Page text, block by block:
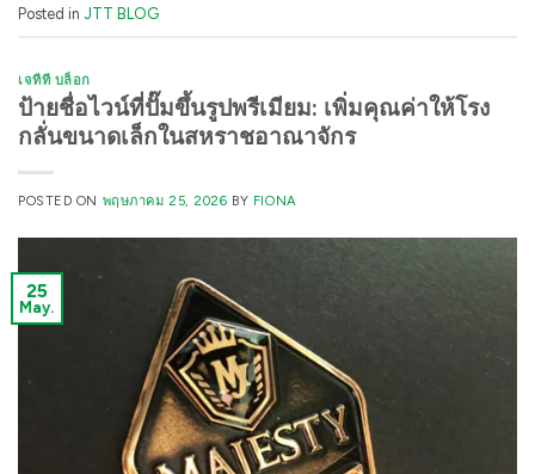
Posted in JTT BLOG
เจทีที บล็อก
ป้ายชื่อไวน์ที่ปั๊มขึ้นรูปพรีเมียม: เพิ่มคุณค่าให้โรง
กลั่นขนาดเล็กในสหราชอาณาจักร
POSTED ON พฤษภาคม 25, 2026 BY FIONA
25
May.